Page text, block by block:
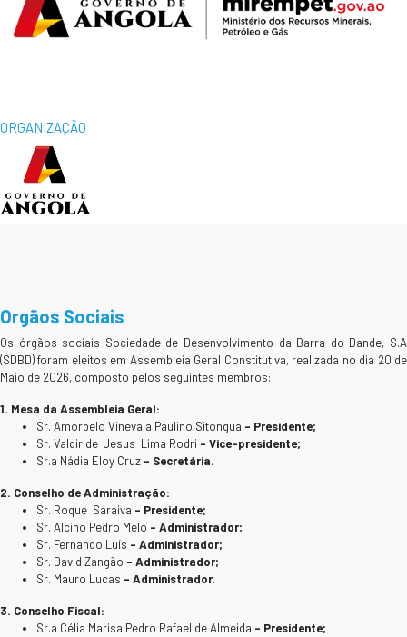
ORGANIZAÇÃO
Orgãos Sociais
Os órgãos sociais Sociedade de Desenvolvimento da Barra do Dande, S.A
(SDBD) foram eleitos em Assembleia Geral Constitutiva, realizada no dia 20 de
Maio de 2026, composto pelos seguintes membros:
1. Mesa da Assembleia Geral:
Sr. Amorbelo Vinevala Paulino Sitongua – Presidente;
Sr. Valdir de Jesus Lima Rodri – Vice-presidente;
Sr.a Nádia Eloy Cruz – Secretária.
2. Conselho de Administração:
Sr. Roque Saraiva – Presidente;
Sr. Alcino Pedro Melo – Administrador;
Sr. Fernando Luís – Administrador;
Sr. David Zangão – Administrador;
Sr. Mauro Lucas – Administrador.
3. Conselho Fiscal:
Sr.a Célia Marisa Pedro Rafael de Almeida – Presidente;